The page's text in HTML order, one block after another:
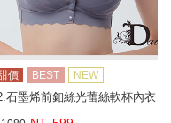
價 BEST NEW
石墨烯前釦絲光蕾絲軟杯內衣